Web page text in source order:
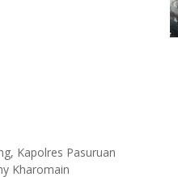
Kapolres Pasuruan
Kharomain